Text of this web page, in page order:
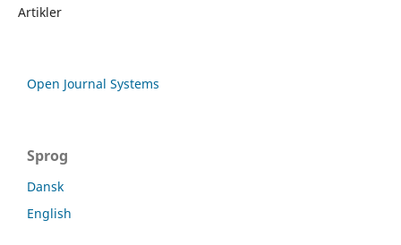
Artikler
Open Journal Systems
Sprog
Dansk
English